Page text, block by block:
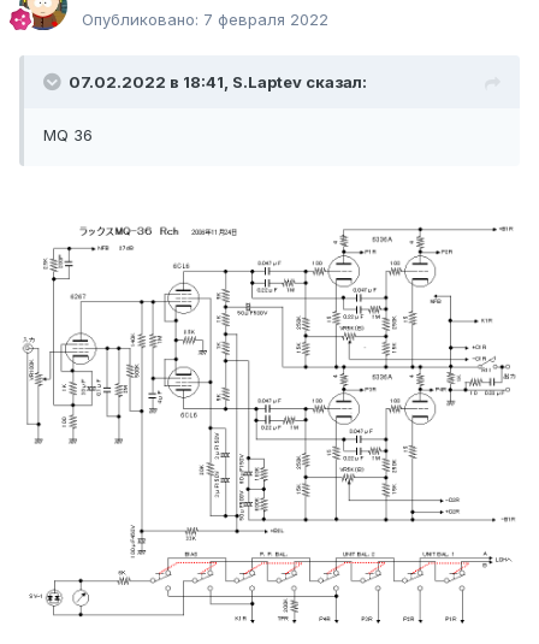
Опубликовано: 7 февраля 2022
07.02.2022 в 18:41, S.Laptev сказал:
MQ 36